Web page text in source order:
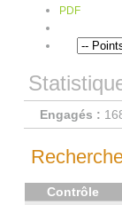
PDF
Engagés :
Contrôle